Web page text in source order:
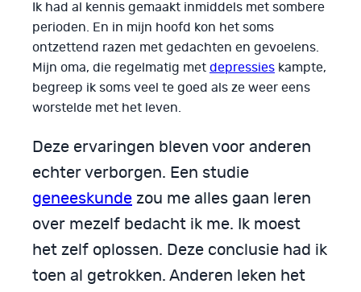
Ik had al kennis gemaakt inmiddels met sombere
perioden. En in mijn hoofd kon het soms
ontzettend razen met gedachten en gevoelens.
Mijn oma, die regelmatig met depressies kampte,
begreep ik soms veel te goed als ze weer eens
worstelde met het leven.
Deze ervaringen bleven voor anderen
echter verborgen. Een studie
geneeskunde zou me alles gaan leren
over mezelf bedacht ik me. Ik moest
het zelf oplossen. Deze conclusie had ik
toen al getrokken. Anderen leken het